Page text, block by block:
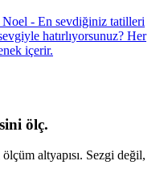
Noel - En sevdiğiniz tatilleri
hatırlıyorsunuz? Her
içerir.
ölç.
altyapısı. Sezgi değil,